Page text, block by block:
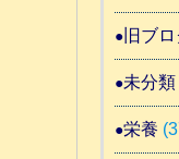
旧ブロ
未分類
栄養